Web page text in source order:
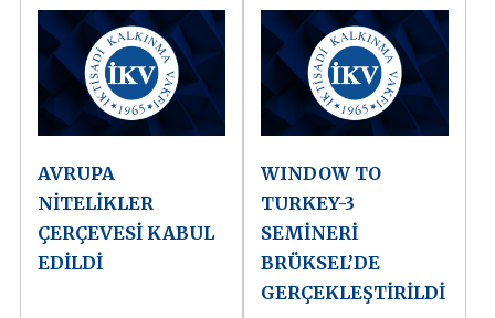
AVRUPA
NİTELİKLER
ÇERÇEVESİ KABUL
EDİLDİ
WINDOW TO
TURKEY-3
SEMİNERİ
BRÜKSEL’DE
GERÇEKLEŞTİRİLDİ